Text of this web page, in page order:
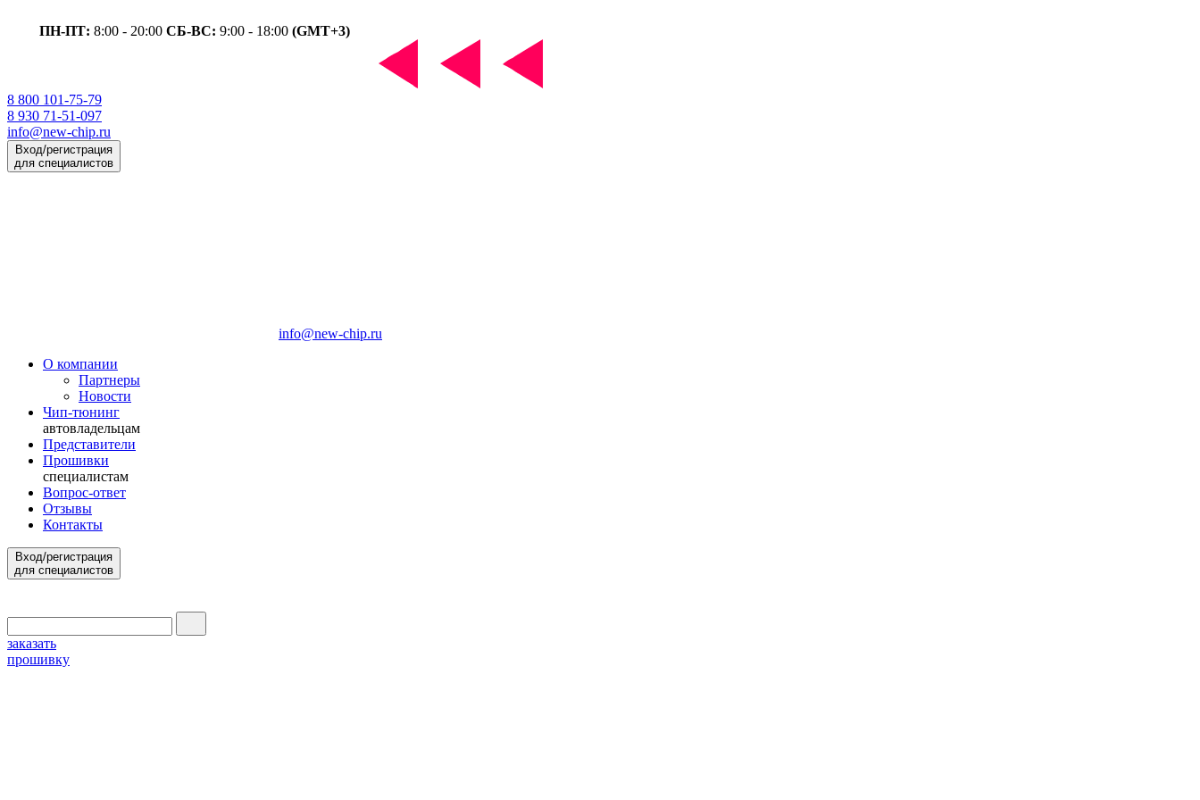
ПН-ПТ: 8:00 - 20:00 СБ-ВС: 9:00 - 18:00 (GMT+3)
8 800 101-75-79
8 930 71-51-097
info@new-chip.ru
Вход/регистрация
для специалистов
info@new-chip.ru
О компании
Партнеры
Новости
Чип-тюнинг
автовладельцам
Представители
Прошивки
специалистам
Вопрос-ответ
Отзывы
Контакты
Вход/регистрация
для специалистов
заказать
прошивку